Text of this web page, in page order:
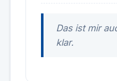
Das ist mir
klar.